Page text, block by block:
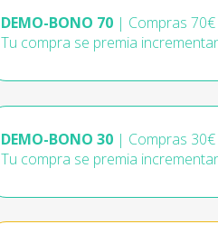
DEMO-BONO 70 | Compras
Tu compra se premia
DEMO-BONO 30 | Compras
Tu compra se premia